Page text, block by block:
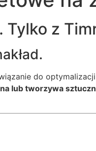
Tylko z
do
lub tworzywa